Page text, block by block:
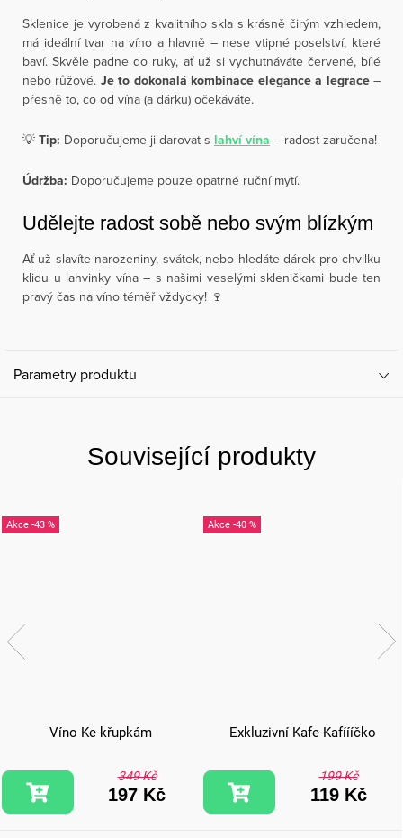
Sklenice je vyrobená z kvalitního skla s krásně čirým vzhledem,
má ideální tvar na víno a hlavně – nese vtipné poselství, které
baví. Skvěle padne do ruky, ať už si vychutnáváte červené, bílé
nebo růžové. Je to dokonalá kombinace elegance a legrace–
přesně to, co od vína (a dárku) očekáváte.
💡 Tip: Doporučujeme ji darovat s lahví vína – radost zaručena!
Údržba: Doporučujeme pouze opatrné ruční mytí.
Udělejte radost sobě nebo svým blízkým
Ať už slavíte narozeniny, svátek, nebo hledáte dárek pro chvilku
klidu u lahvinky vína – s našimi veselými skleničkami bude ten
pravý čas na víno téměř vždycky! 🍷
Parametry produktu
Související produkty
-43 %
Víno Ke křupkám
349 Kč
197 Kč
-40 %
Exkluzivní Kafe Kafíííčko
199 Kč
119 Kč